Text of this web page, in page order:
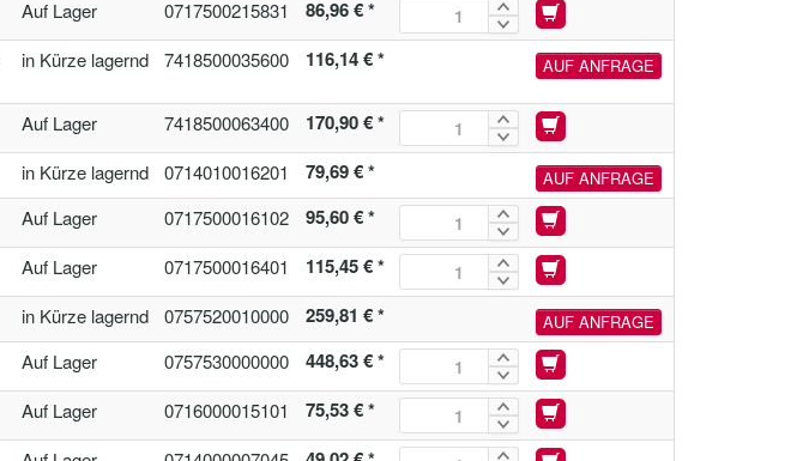
Auf Lager 0717500215831 86,96 € *
in Kürze lagernd 7418500035600 116,14 € * AUF ANFRAGE
Auf Lager 7418500063400 170,90 € *
in Kürze lagernd 0714010016201 79,69 € * AUF ANFRAGE
Auf Lager 0717500016102 95,60 € *
Auf Lager 0717500016401 115,45 € *
in Kürze lagernd 0757520010000 259,81 € * AUF ANFRAGE
Auf Lager 0757530000000 448,63 € *
Auf Lager 0716000015101 75,53 € *